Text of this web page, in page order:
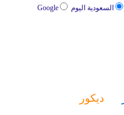
السعودية اليوم Google
ديكور